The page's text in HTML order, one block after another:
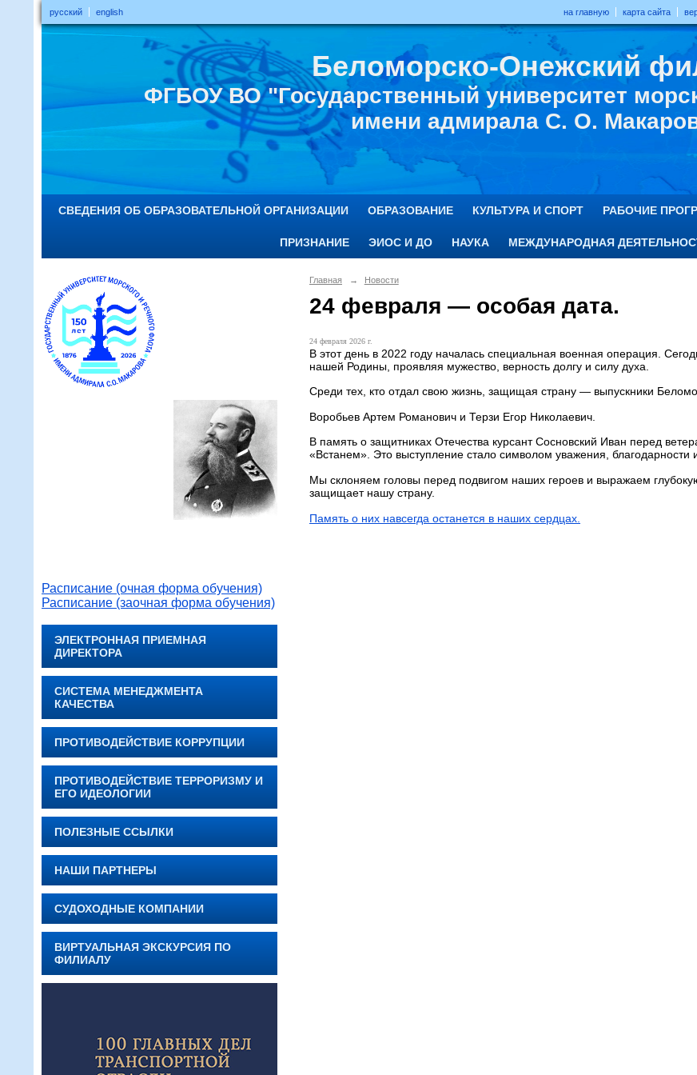
русский english на главную карта сайта
Беломорско-Онежский
ФГБОУ ВО "Государственный университет
имени адмирала С. О.
СВЕДЕНИЯ ОБ ОБРАЗОВАТЕЛЬНОЙ ОРГАНИЗАЦИИ ОБРАЗОВАНИЕ КУЛЬТУРА И СПОРТ РАБОЧИЕ
ПРИЗНАНИЕ ЭИОС И ДО НАУКА МЕЖДУНАРОДНАЯ
Расписание (очная форма обучения)
Расписание (заочная форма обучения)
ЭЛЕКТРОННАЯ ПРИЕМНАЯ
ДИРЕКТОРА
СИСТЕМА МЕНЕДЖМЕНТА
КАЧЕСТВА
ПРОТИВОДЕЙСТВИЕ КОРРУПЦИИ
ПРОТИВОДЕЙСТВИЕ ТЕРРОРИЗМУ И
ЕГО ИДЕОЛОГИИ
ПОЛЕЗНЫЕ ССЫЛКИ
НАШИ ПАРТНЕРЫ
СУДОХОДНЫЕ КОМПАНИИ
ВИРТУАЛЬНАЯ ЭКСКУРСИЯ ПО
ФИЛИАЛУ
Главная → Новости
24 февраля — особая дата.
24 февраля 2026 г.
В этот день в 2022 году началась специальная военная операция.
нашей Родины, проявляя мужество, верность долгу и силу духа.
Среди тех, кто отдал свою жизнь, защищая страну — выпускники
Воробьев Артем Романович и Терзи Егор Николаевич.
В память о защитниках Отечества курсант Сосновский Иван перед
«Встанем». Это выступление стало символом уважения,
Мы склоняем головы перед подвигом наших героев и выражаем
защищает нашу страну.
Память о них навсегда останется в наших сердцах.